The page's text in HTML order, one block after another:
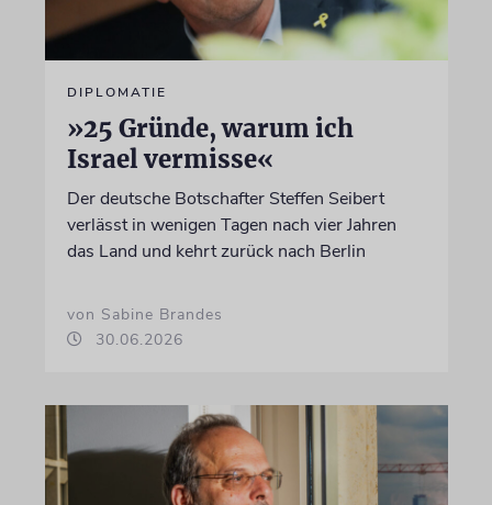
DIPLOMATIE
»25 Gründe, warum ich
Israel vermisse«
Der deutsche Botschafter Steffen Seibert
verlässt in wenigen Tagen nach vier Jahren
das Land und kehrt zurück nach Berlin
von Sabine Brandes
30.06.2026